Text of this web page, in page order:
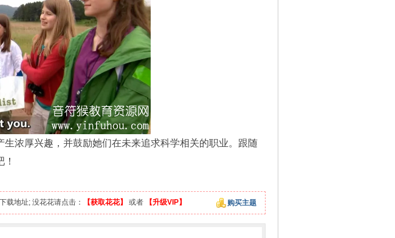
浓厚兴趣，并鼓励她们在未来追求科学相关的职业。跟随
购买主题
载地址; 没花花请点击： 【获取花花】 或者 【升级VIP】